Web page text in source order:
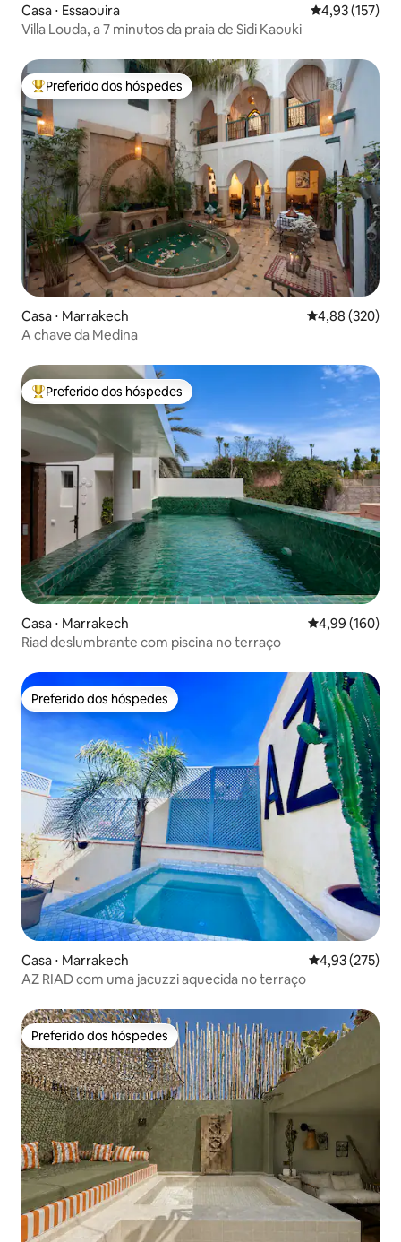
Casa ⋅ Essaouira 4,93 de uma
4,93 (157)
Villa Louda, a 7 minutos da praia de Sidi Kaouki
Entre os melhores preferidos dos hóspedes
Preferido dos hóspedes
Casa ⋅ Marrakech 4,88 de uma
4,88 (320)
A chave da Medina
Entre os melhores preferidos dos hóspedes
Preferido dos hóspedes
Casa ⋅ Marrakech 4,99 de uma
4,99 (160)
Riad deslumbrante com piscina no terraço
Preferido dos hóspedes
Preferido dos hóspedes
Casa ⋅ Marrakech 4,93 de uma
4,93 (275)
AZ RIAD com uma jacuzzi aquecida no terraço
Preferido dos hóspedes
Preferido dos hóspedes